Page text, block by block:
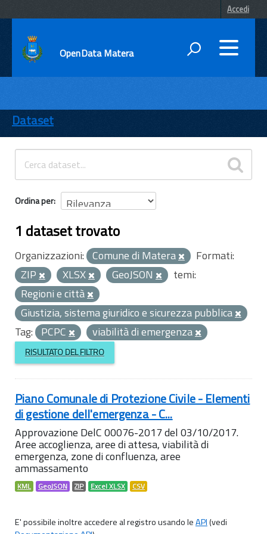
Accedi
OpenData Matera
ENTI
TEMI
INFORMAZIONI
Dataset
Ordina per
1 dataset trovato
Organizzazioni: Comune di Matera
Formati:
ZIP
XLSX GeoJSON
temi:
Regioni e città
Giustizia, sistema giuridico e sicurezza pubblica
Tag: PCPC viabilità di emergenza
RISULTATO DEL FILTRO
Piano Comunale di Protezione Civile - Elementi
di gestione dell'emergenza - C...
Approvazione DelC 00076-2017 del 03/10/2017.
Aree accoglienza, aree di attesa, viabilità di
emergenza, zone di confluenza, aree
ammassamento
KML GeoJSON ZIP Excel XLSX CSV
E' possibile inoltre accedere al registro usando leAPI(vedi